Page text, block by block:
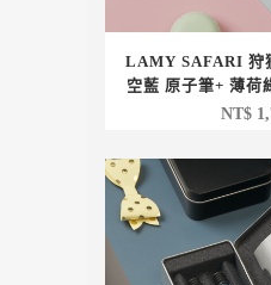
LAMY SAFARI 狩
空藍 原子筆+ 薄荷
NT$